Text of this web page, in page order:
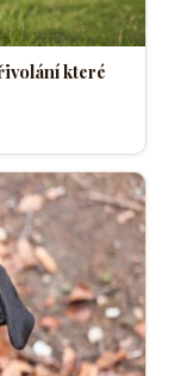
které